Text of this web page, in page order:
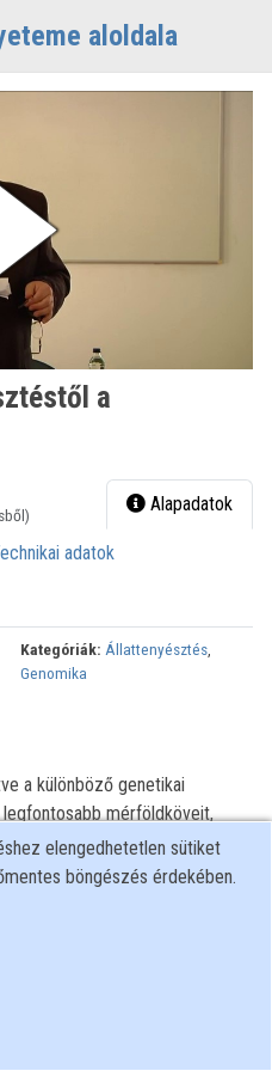
aloldala
a
Alapadatok
adatok
Kategóriák: Állattenyésztés,
Genomika
a különböző genetikai
mérföldköveit,
be, kiemelve a jövőbeli
hallgatói
proteomikai
elengedhetetlen sütiket
böngészés érdekében.